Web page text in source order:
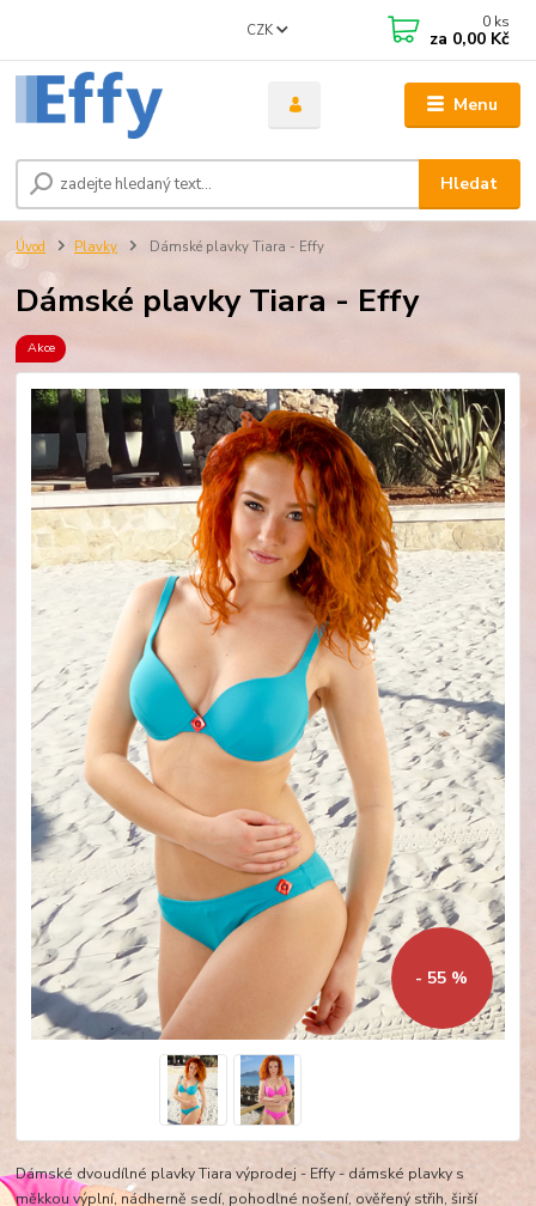
Menu
CZK
Hledat
0 ks
za 0,00 Kč
Úvod Plavky Dámské plavky Tiara - Effy
Dámské plavky Tiara - Effy
Akce
- 55 %
Dámské dvoudílné plavky Tiara výprodej - Effy - dámské plavky s
měkkou výplní, nádherně sedí, pohodlné nošení, ověřený střih, širší